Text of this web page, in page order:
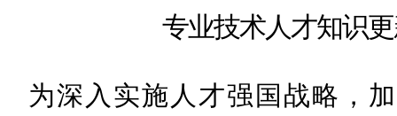
专业技术人才知识
为深入实施人才强国战略，